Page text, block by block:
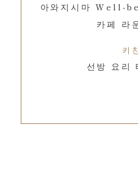
아와지시마 Well-
카페 라
키
선방 요리